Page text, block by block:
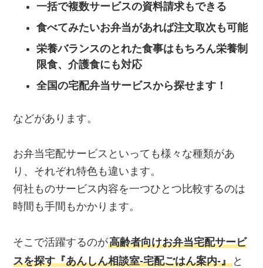
一括で複数サービスの資料請求もできる
食べてみたいお弁当があれば注文取次も可能
栄養バランスのとれた食事はもちろん栄養制
限食、介護食にも対応
全国の宅配弁当サービスから探せます！
などがあります。
お弁当宅配サービスといっても様々な種類があ
り、それぞれ特色も違います。
何社ものサービス内容を一つひとつ比較するのは
時間も手間もかかります。
そこで活躍するのが高齢者向けお弁当宅配サービ
スを探す『あんしん相談室‐宅配ごはん案内‐』 と